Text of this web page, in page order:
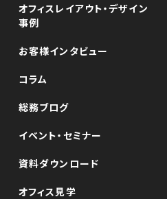
オフィスレイアウト・デザイン
事例
お客様インタビュー
コラム
総務ブログ
イベント・セミナー
資料ダウンロード
オフィス見学